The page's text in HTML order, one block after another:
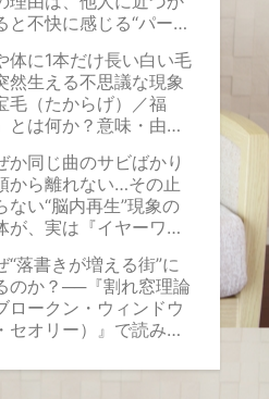
と不快に感じる“パーソ
のバリアにあります。
体に1本だけ長い白い毛
然生える不思議な現象
毛（たからげ）／福
とは何か？意味・由
対処法をやさしく解説
か同じ曲のサビばかり
から離れない…その止
ない“脳内再生”現象の
が、実は『イヤーワー
“落書きが増える街”に
のか？──『割れ窓理論
ロークン・ウィンドウ
セオリー）』で読み解
の正体